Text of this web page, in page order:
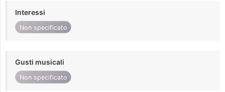
Interessi
Non specificato
Gusti musicali
Non specificato